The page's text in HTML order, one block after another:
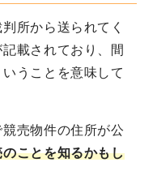
所から送られてく
載されており、間
うことを意味して
売物件の住所が公
ことを知るかもし